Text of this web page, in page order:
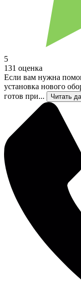
5
131 оценка
Если вам нужна
установка нового
готов при...
Читать